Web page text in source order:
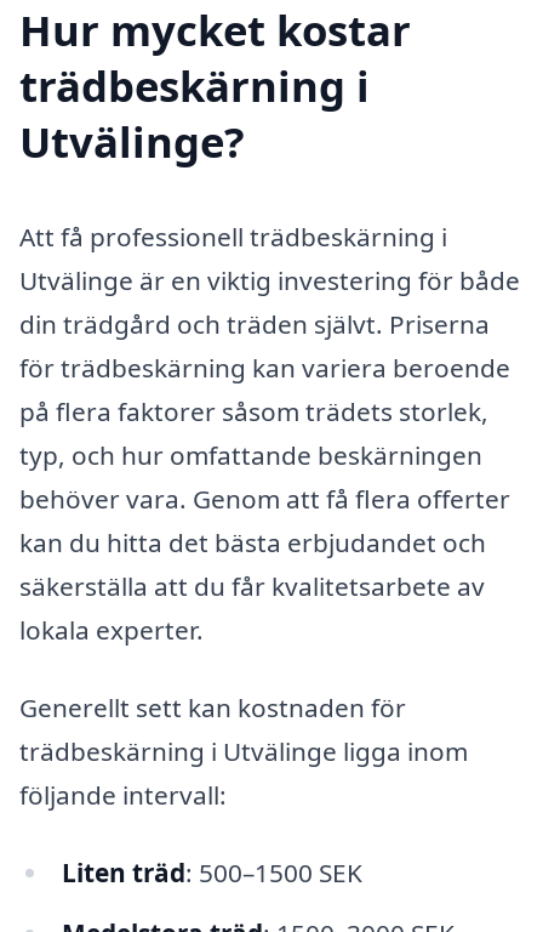
Hur mycket kostar
trädbeskärning i
Utvälinge?
Att få professionell trädbeskärning i
Utvälinge är en viktig investering för både
din trädgård och träden självt. Priserna
för trädbeskärning kan variera beroende
på flera faktorer såsom trädets storlek,
typ, och hur omfattande beskärningen
behöver vara. Genom att få flera offerter
kan du hitta det bästa erbjudandet och
säkerställa att du får kvalitetsarbete av
lokala experter.
Generellt sett kan kostnaden för
trädbeskärning i Utvälinge ligga inom
följande intervall:
Liten träd: 500–1500 SEK